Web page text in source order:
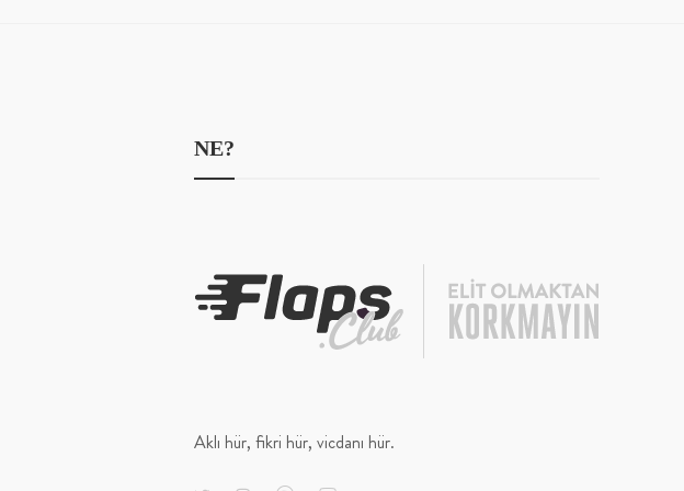
NE?
Aklı hür, fikri hür, vicdanı hür.